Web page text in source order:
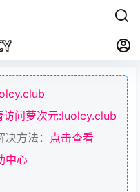
访问萝次元:luolcy.club
决方法： 点击查看
中心